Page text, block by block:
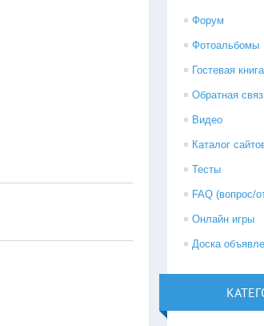
Форум
Фотоальбомы
Гостевая книга
Обратная
Видео
Каталог
Тесты
FAQ (вопрос/
Онлайн игры
Доска